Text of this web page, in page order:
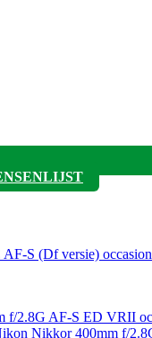
S (Df versie) occasion